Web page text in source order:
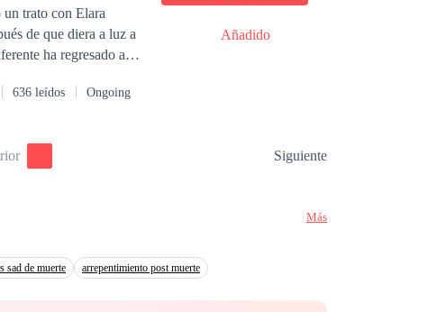
trato con Elara
de que diera a luz a
ha regresado a
con vida.
636 leídos Ongoing
Añadido
Siguiente
Más
sad de muerte arrepentimiento post muerte